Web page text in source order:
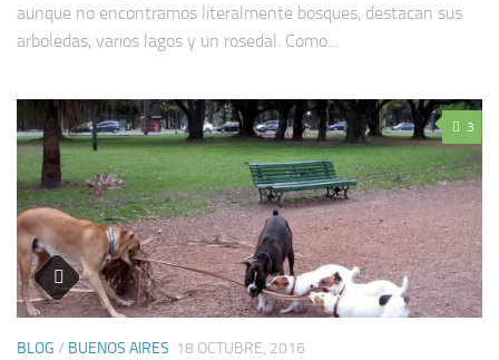
aunque no encontramos literalmente bosques, destacan sus
arboledas, varios lagos y un rosedal. Como...
3
BLOG / BUENOS AIRES 18 OCTUBRE, 2016